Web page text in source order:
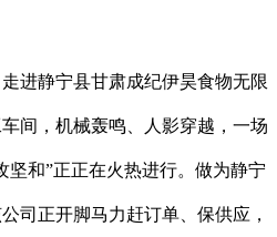
静宁县甘肃成纪伊昊食物无限
间，机械轰鸣、人影穿越，一场
坚和”正正在火热进行。做为静宁
司正开脚马力赶订单、保供应，